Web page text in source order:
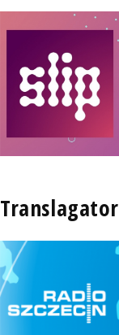
Translagator